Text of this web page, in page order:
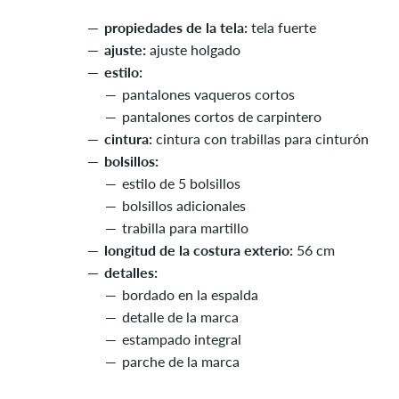
propiedades de la tela: tela fuerte
ajuste: ajuste holgado
estilo:
pantalones vaqueros cortos
pantalones cortos de carpintero
cintura: cintura con trabillas para cinturón
bolsillos:
estilo de 5 bolsillos
bolsillos adicionales
trabilla para martillo
longitud de la costura exterio: 56 cm
detalles:
bordado en la espalda
detalle de la marca
estampado integral
parche de la marca